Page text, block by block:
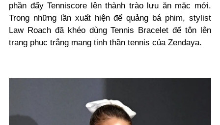
phần đẩy Tenniscore lên thành trào lưu ăn mặc mới.
Trong những lần xuất hiện để quảng bá phim, stylist
Law Roach đã khéo dùng Tennis Bracelet để tôn lên
trang phục trắng mang tinh thần tennis của Zendaya.